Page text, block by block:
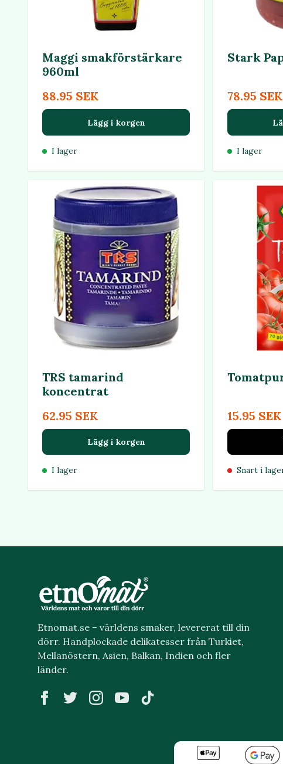
Maggi smakförstärkare
960ml
88.95 SEK
Lägg i korgen
I lager
Stark
78.95 SEK
I lager
TRS tamarind
koncentrat
62.95 SEK
Lägg i korgen
I lager
15.95 SEK
Snart i
Etnomat.se – världens smaker, levererat till din
dörr. Handplockade delikatesser från Turkiet,
Mellanöstern, Asien, Balkan, Indien och fler
länder.